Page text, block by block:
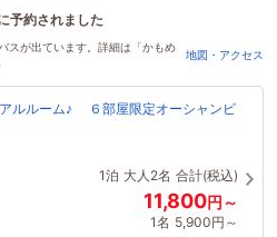
宿を見ています
予約されました
スが出ています。詳細は「かもめ
地図・アクセス
アルルーム♪ ６部屋限定オーシャンビ
1泊 大人2名 合計(税込)
11,800円～
1名 5,900円～